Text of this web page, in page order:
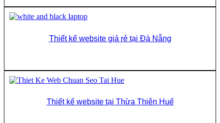
Thiết kế website giá rẻ tại Đà Nẵng
Thiết kế website tại Thừa Thiên Huế